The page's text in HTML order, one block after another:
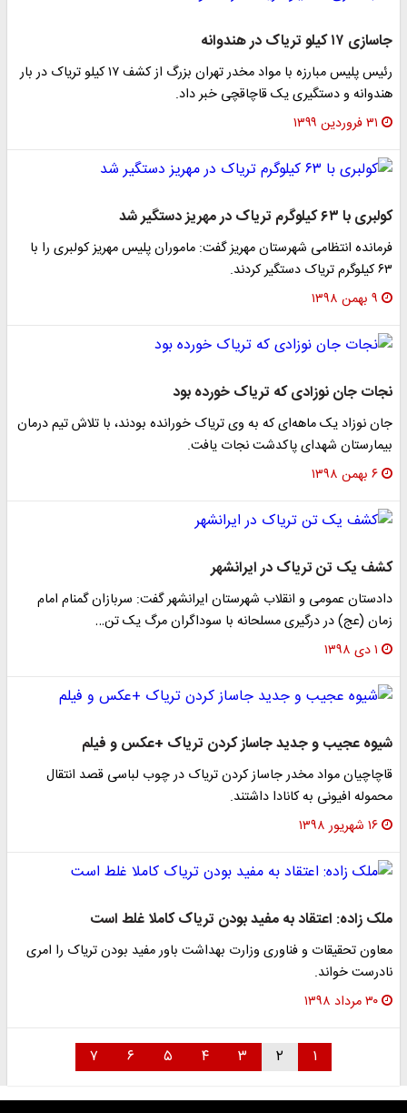
جاسازی ۱۷ کیلو تریاک در هندوانه
رئیس پلیس مبارزه با مواد مخدر تهران بزرگ از کشف ۱۷ کیلو تریاک در بار
هندوانه و دستگیری یک قاچاقچی خبر داد.
۳۱ فروردین ۱۳۹۹
کولبری با ۶۳ کیلوگرم تریاک در مهریز دستگیر شد
فرمانده انتظامی شهرستان مهریز گفت: ماموران پلیس مهریز کولبری را با
۶۳ کیلوگرم تریاک دستگیر کردند.
۹ بهمن ۱۳۹۸
نجات جان نوزادی که تریاک خورده بود
جان نوزاد یک ماهه‌ای که به وی تریاک خورانده بودند، با تلاش تیم درمان
بیمارستان شهدای پاکدشت نجات یافت.
۶ بهمن ۱۳۹۸
کشف یک تن تریاک در ایرانشهر
دادستان عمومی و انقلاب شهرستان ایرانشهر گفت: سربازان گمنام امام
زمان (عج) در درگیری مسلحانه با سوداگران مرگ یک تن…
۱ دی ۱۳۹۸
شیوه عجیب و جدید جاساز کردن تریاک +عکس و فیلم
قاچاچیان مواد مخدر جاساز کردن تریاک در چوب لباسی قصد انتقال
محموله افیونی به کانادا داشتند.
۱۶ شهریور ۱۳۹۸
ملک زاده: اعتقاد به مفید بودن تریاک کاملا غلط است
معاون تحقیقات و فناوری وزارت بهداشت باور مفید بودن تریاک را امری
نادرست خواند.
۳۰ مرداد ۱۳۹۸
۱ ۲ ۳ ۴ ۵ ۶ ۷